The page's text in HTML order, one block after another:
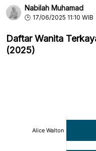
Nabilah Muhamad
17/06/2025 11:10 WIB
Daftar Wanita
(2025)